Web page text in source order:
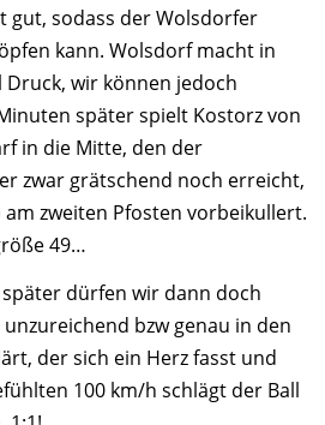
gut, sodass der Wolsdorfer
kann. Wolsdorf macht in
Druck, wir können jedoch
später spielt Kostorz von
in die Mitte, den der
zwar grätschend noch erreicht,
zweiten Pfosten vorbeikullert.
49…
dürfen wir dann doch
bzw genau in den
der sich ein Herz fasst und
100 km/h schlägt der Ball